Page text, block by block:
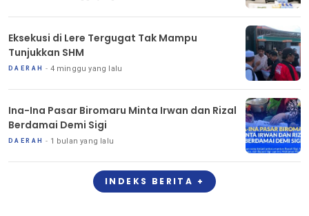
Eksekusi di Lere Tergugat Tak Mampu
Tunjukkan SHM
DAERAH 4 minggu yang lalu
Ina-Ina Pasar Biromaru Minta Irwan dan Rizal
Berdamai Demi Sigi
DAERAH 1 bulan yang lalu
INDEKS BERITA +